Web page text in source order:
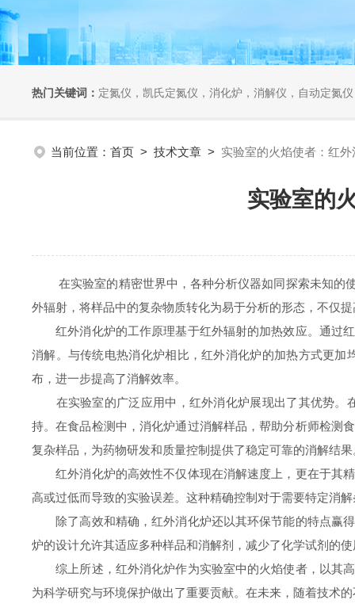
热门关键词： 定氮仪，凯氏定氮仪，消化炉，消解仪，自动定氮仪，全自
当前位置： 首页 > 技术文章 > 实验室的火焰使者：红
实验室的
在实验室的精密世界中，各种分析仪器如同探索未知的使
外辐射，将样品中的复杂物质转化为易于分析的形态，不仅
红外消化炉的工作原理基于红外辐射的加热效应。通过红
消解。与传统电热消化炉相比，红外消化炉的加热方式更
布，进一步提高了消解效率。
在实验室的广泛应用中，红外消化炉展现出了其优势。
持。在食品检测中，消化炉通过消解样品，帮助分析师检测
复杂样品，为药物研发和质量控制提供了稳定可靠的消解结果
红外消化炉的高效性不仅体现在消解速度上，更在于其精
高或过低而导致的实验误差。这种精确控制对于需要特定消
除了高效和精确，红外消化炉还以其环保节能的特点赢得
炉的设计允许其适应多种样品和消解剂，减少了化学试剂的
综上所述，红外消化炉作为实验室中的火焰使者，以其高
为科学研究与环境保护做出了重要贡献。在未来，随着技术